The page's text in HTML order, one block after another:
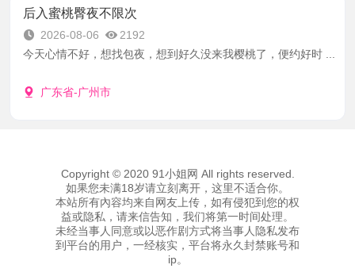
后入蜜桃臀夜不限次
2026-08-06
2192
今天心情不好，想找包夜，想到好久没来我樱桃了，便约好时 ...
广东省-广州市
Copyright © 2020 91小姐网 All rights reserved.
如果您未满18岁请立刻离开，这里不适合你。
本站所有內容均来自网友上传，如有侵犯到您的权
益或隐私，请来信告知，我们将第一时间处理。
未经当事人同意或以恶作剧方式将当事人隐私发布
到平台的用户，一经核实，平台将永久封禁账号和
ip。